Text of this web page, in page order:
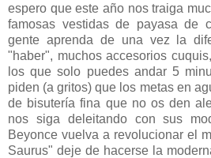
espero que este año nos traiga
famosas vestidas de payasa de
gente aprenda de una vez la
"haber", muchos accesorios
los que solo puedes andar 5
piden (a gritos) que los metas en
de bisutería fina que no os den
nos siga deleitando con sus
Beyonce vuelva a revolucionar el
Saurus" deje de hacerse la